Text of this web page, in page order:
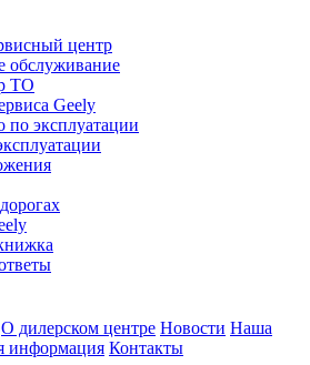
центр
обслуживание
ТО
Geely
по эксплуатации
О дилерском центре Новости Наша
информация Контакты